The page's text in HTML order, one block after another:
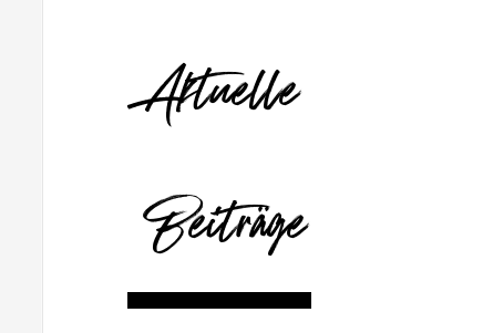
Aktuelle
Beiträge